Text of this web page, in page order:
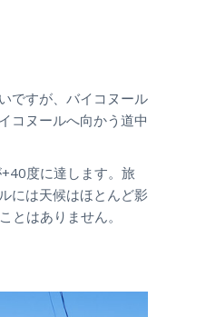
ですが、バイコヌール
コヌールへ向かう道中
度に達します。旅
には天候はほとんど影
ことはありません。